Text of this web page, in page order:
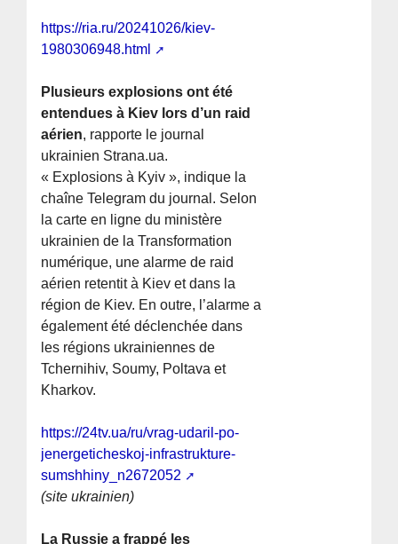
https://ria.ru/20241026/kiev-
1980306948.html
Plusieurs explosions ont été
entendues à Kiev lors d’un raid
aérien, rapporte le journal
ukrainien Strana.ua.
« Explosions à Kyiv », indique la
chaîne Telegram du journal. Selon
la carte en ligne du ministère
ukrainien de la Transformation
numérique, une alarme de raid
aérien retentit à Kiev et dans la
région de Kiev. En outre, l’alarme a
également été déclenchée dans
les régions ukrainiennes de
Tchernihiv, Soumy, Poltava et
Kharkov.
https://24tv.ua/ru/vrag-udaril-po-
jenergeticheskoj-infrastrukture-
sumshhiny_n2672052
(site ukrainien)
La Russie a frappé les